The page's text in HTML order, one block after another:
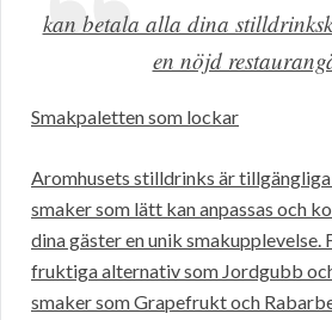
kan betala alla dina
en nöjd
Smakpaletten som lockar
Aromhusets stilldrinks är
smaker som lätt kan anpassas och
dina gäster en unik smakupplevelse.
fruktiga alternativ som Jordgubb
smaker som Grapefrukt och